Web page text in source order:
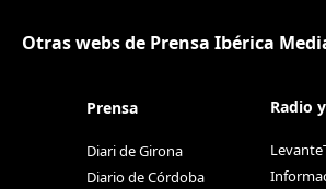
Otras webs de Prensa Ibérica
Prensa
Diari de Girona
Diario de Córdoba
Radio